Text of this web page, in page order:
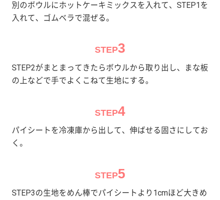
別のボウルにホットケーキミックスを入れて、STEP1を
入れて、ゴムベラで混ぜる。
STEP3
STEP2がまとまってきたらボウルから取り出し、まな板
の上などで手でよくこねて生地にする。
STEP4
パイシートを冷凍庫から出して、伸ばせる固さにしてお
く。
STEP5
STEP3の生地をめん棒でパイシートより1cmほど大きめ